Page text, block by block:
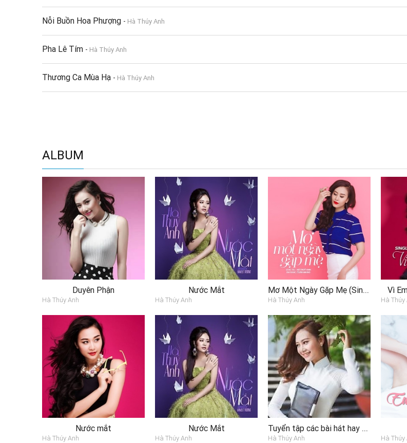
Nỗi Buồn Hoa Phượng - Hà Thúy Anh
Pha Lê Tím - Hà Thúy Anh
Thương Ca Mùa Hạ - Hà Thúy Anh
ALBUM
Duyên Phận
Hà Thúy Anh
Nước Mắt
Hà Thúy Anh
Mơ Một Ngày Gặp Mẹ (Single)
Hà Thúy Anh
Vì
Hà Thúy
Nước mắt
Hà Thúy Anh
Nước Mắt
Hà Thúy Anh
Tuyển tập các bài hát hay nhất của Hà Thúy Anh
Hà Thúy Anh Hà Thúy